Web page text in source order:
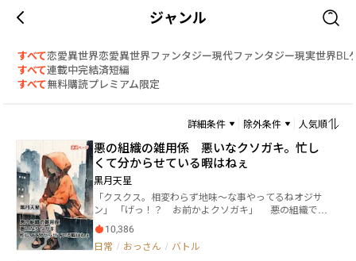
ジャンル
すべて恋愛異世界恋愛異世界ファンタジー現代ファンタジー現実世界BL
すべて連載中完結済短編
すべて無料購読プレミアム限定
詳細条件 除外条件 人気順
悪の組織の雑用係 悪いなクソガキ。忙し
くて分からせている暇はねぇ
黒月天星
「クスクス。相変わらず地味～な事やってるねオジサ
ン」 「げっ！？ お前かよクソガキ」 悪の組織で働
く雑用係。ケン・タチバナ。最近の悩みは仕事の多さ
と、何故か絡んでくるクソガキの対応。 「土下座して
頭を下げるなら、幹部になった暁にはあたし専用の下
10,386
日常 / おっさん / バトル